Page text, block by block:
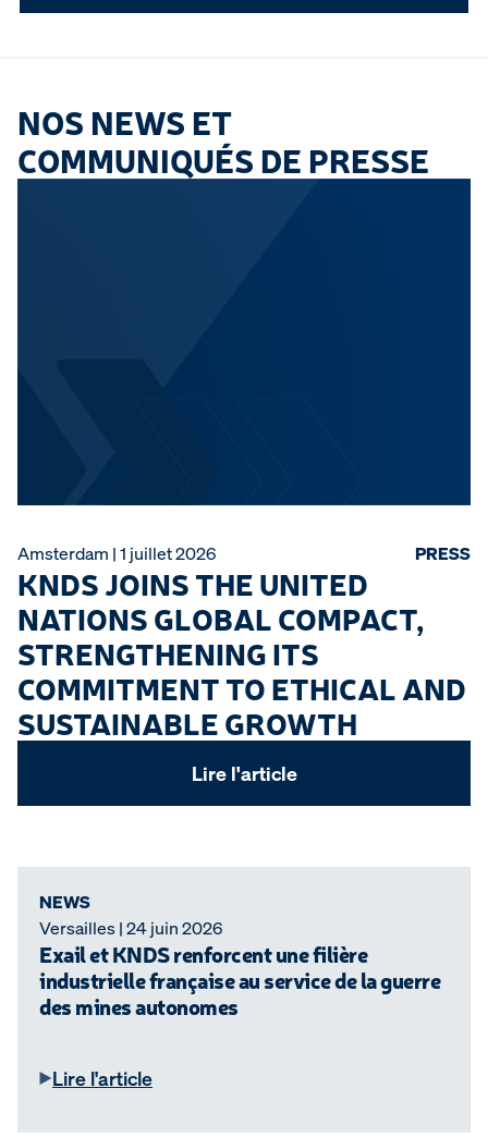
NOS NEWS ET
COMMUNIQUÉS DE PRESSE
Amsterdam | 1 juillet 2026 PRESS
KNDS JOINS THE UNITED
NATIONS GLOBAL COMPACT,
STRENGTHENING ITS
COMMITMENT TO ETHICAL AND
SUSTAINABLE GROWTH
Lire l'article
NEWS
Versailles | 24 juin 2026
Exail et KNDS renforcent une filière
industrielle française au service de la guerre
des mines autonomes
Lire l'article